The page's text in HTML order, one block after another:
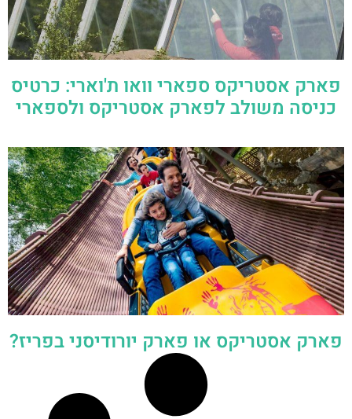
פארק אסטריקס ספארי וואו ת'וארי: כרטיס
כניסה משולב לפארק אסטריקס ולספארי
פארק אסטריקס או פארק יורודיסני בפריז?